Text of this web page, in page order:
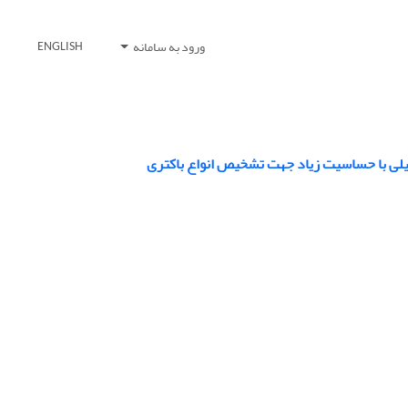
ورود به سامانه ENGLISH